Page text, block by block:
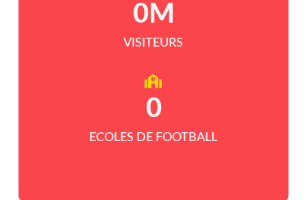
VISITEURS
0M
ECOLES DE FOOTBALL
0